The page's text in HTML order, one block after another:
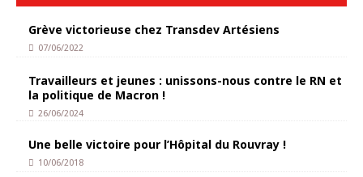
Grève victorieuse chez Transdev Artésiens
07/06/2022
Travailleurs et jeunes : unissons-nous contre le RN et
la politique de Macron !
26/06/2024
Une belle victoire pour l’Hôpital du Rouvray !
10/06/2018